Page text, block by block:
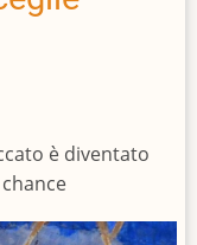
è diventato